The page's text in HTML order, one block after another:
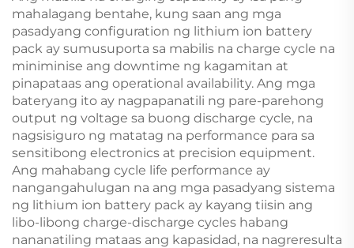
mahalagang bentahe, kung saan ang mga
pasadyang configuration ng lithium ion battery
pack ay sumusuporta sa mabilis na charge cycle na
miniminise ang downtime ng kagamitan at
pinapataas ang operational availability. Ang mga
bateryang ito ay nagpapanatili ng pare-parehong
output ng voltage sa buong discharge cycle, na
nagsisiguro ng matatag na performance para sa
sensitibong electronics at precision equipment.
Ang mahabang cycle life performance ay
nangangahulugan na ang mga pasadyang sistema
ng lithium ion battery pack ay kayang tiisin ang
libo-libong charge-discharge cycles habang
nananatiling mataas ang kapasidad, na nagreresulta